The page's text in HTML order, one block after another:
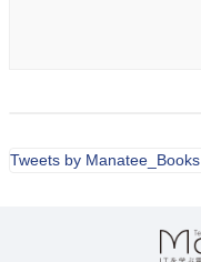
Tweets by Manatee_Books